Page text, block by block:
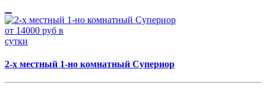
от 14000 руб в
сутки
2-х местный 1-но комнатный Супериор